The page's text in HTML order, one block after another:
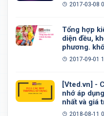
2017-03-08
Tổng hợp
diện đều,
phương.
đều, khối 20
2017-09-01
[Vted.vn] -
nhớ áp
nhất và giá
2018-08-11